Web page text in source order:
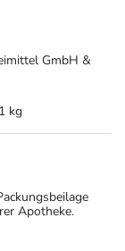
GmbH &
kg
Apotheke.